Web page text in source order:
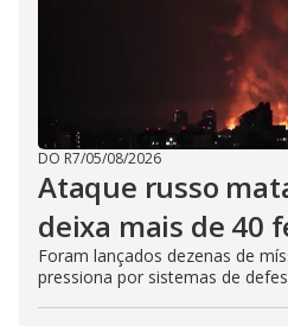
DO R7/05/08/2026
Ataque russo
deixa mais de 40
Foram lançados dezenas de
pressiona por sistemas de